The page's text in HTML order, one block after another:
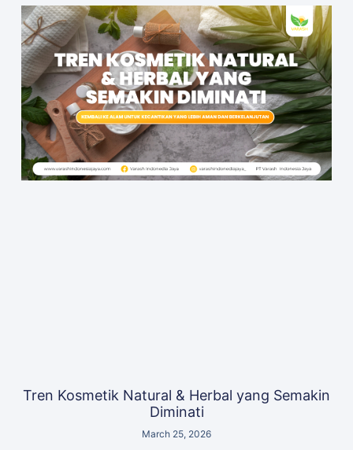
Tren Kosmetik Natural & Herbal yang Semakin
Diminati
March 25, 2026